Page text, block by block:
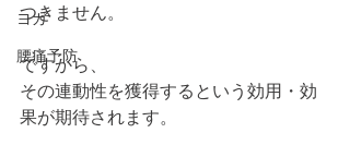
ヨガ
腰痛予防
つきません。
ですから、
その連動性を獲得するという効用・効
果が期待されます。